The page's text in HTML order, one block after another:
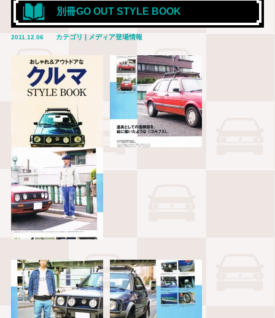
別冊GO OUT STYLE BOOK
2011.12.06 カテゴリ | メディア登場情報